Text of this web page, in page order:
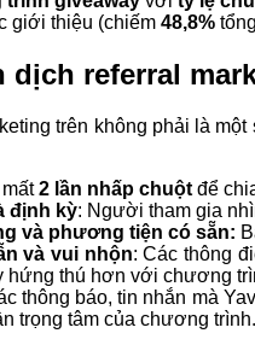
giới thiệu (chiếm 48,8%
referral
trên không phải là
2 lần nhấp chuột để
định kỳ: Người tham gia
và phương tiện có sẵn:
và vui nhộn: Các thông
hứng thú hơn với chương
thông báo, tin nhắn mà
trọng tâm của chương trình.